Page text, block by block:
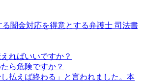
闇金対応を得意とする弁護士 司法書
ればいいですか？
ら危険ですか？
払えば終わる」と言われました。本